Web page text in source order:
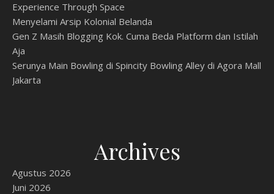
Experience Through Space
Menyelami Arsip Kolonial Belanda
Gen Z Masih Blogging Kok. Cuma Beda Platform dan Istilah
Aja
Serunya Main Bowling di Spincity Bowling Alley di Agora Mall
Jakarta
Archives
Agustus 2026
Juni 2026